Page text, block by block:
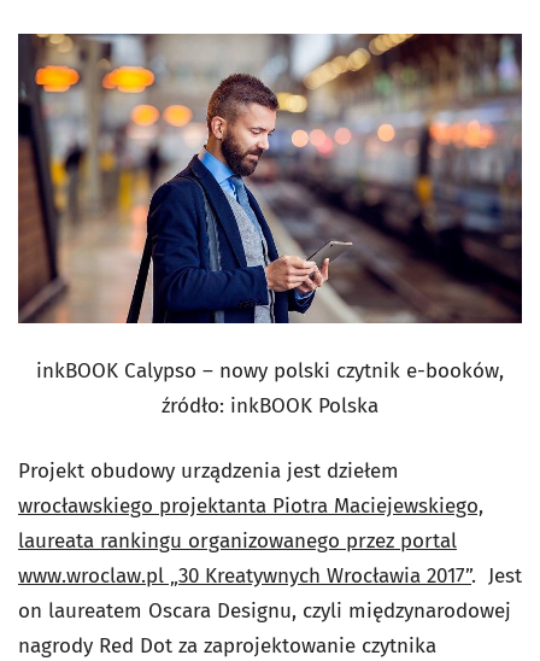
inkBOOK Calypso – nowy polski czytnik e-booków,
źródło: inkBOOK Polska
Projekt obudowy urządzenia jest dziełem
wrocławskiego projektanta Piotra Maciejewskiego,
laureata rankingu organizowanego przez portal
www.wroclaw.pl „30 Kreatywnych Wrocławia 2017”. Jest
on laureatem Oscara Designu, czyli międzynarodowej
nagrody Red Dot za zaprojektowanie czytnika